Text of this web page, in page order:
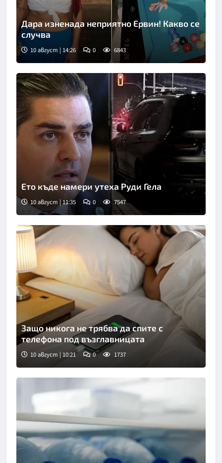
Дара изненада неприятно Ервин! Какво се
случва
10 август | 14:26 0 6843
Ето къде намери утеха Руди Гела
10 август | 11:35 0 7547
Защо никога не трябва да спите с
телефона под възглавницата
10 август | 10:21 0 1737